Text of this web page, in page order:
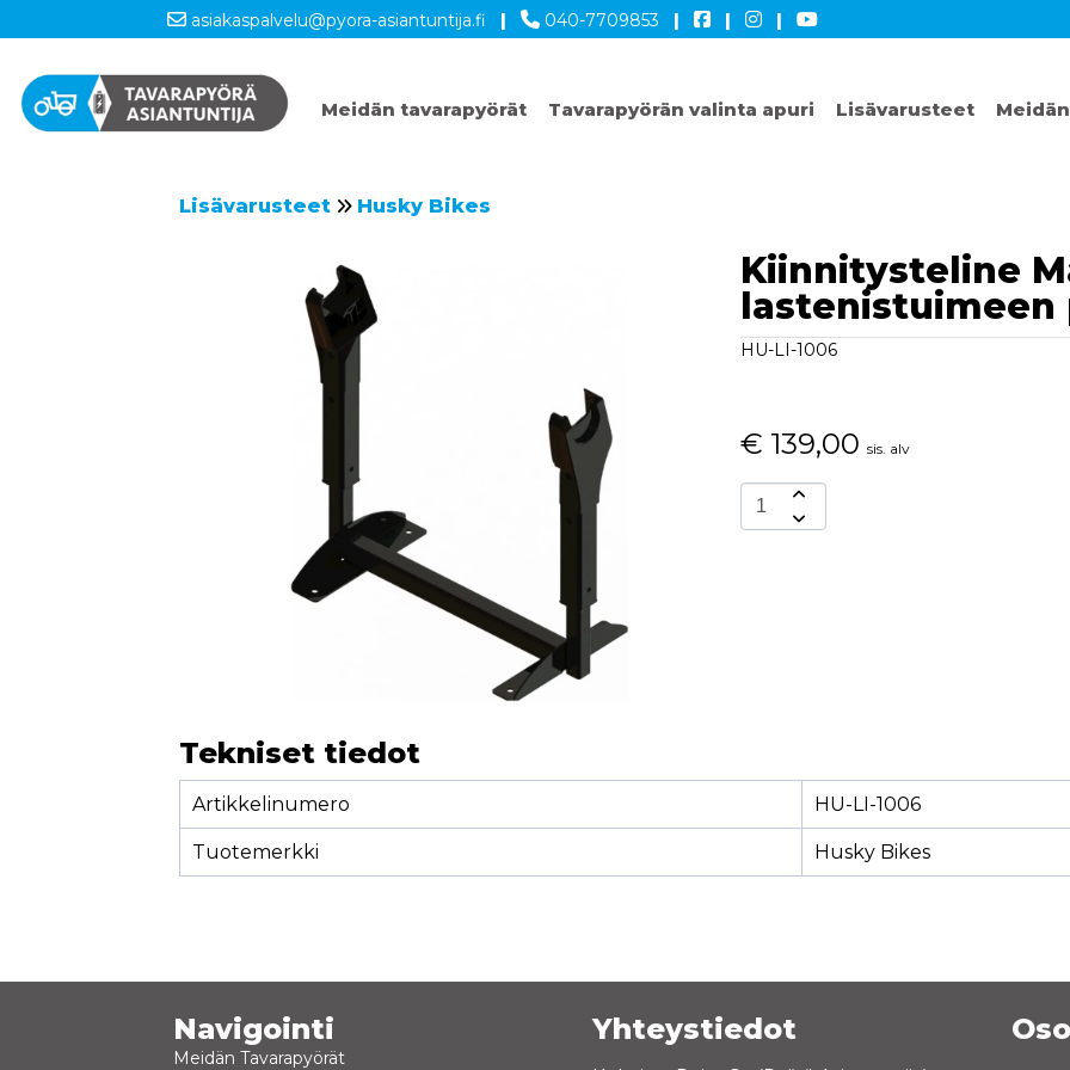
asiakaspalvelu@pyora-asiantuntija.fi | 040-7709853 | | |
Meidän tavarapyörät Tavarapyörän valinta apuri Lisävarusteet
Lisävarusteet Husky Bikes
Kiinnitysteline
lastenistuimeen
HU-LI-1006
€ 139,00 sis. alv
Tekniset tiedot
Artikkelinumero HU-LI-1006
Tuotemerkki Husky Bikes
Navigointi
Meidän Tavarapyörät
Yhteystiedot